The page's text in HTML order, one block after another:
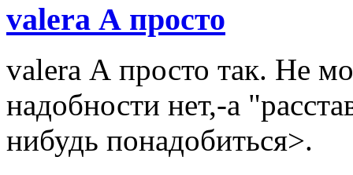
valera А просто
valera А просто так. Не
надобности нет,-а
нибудь понадобиться>.